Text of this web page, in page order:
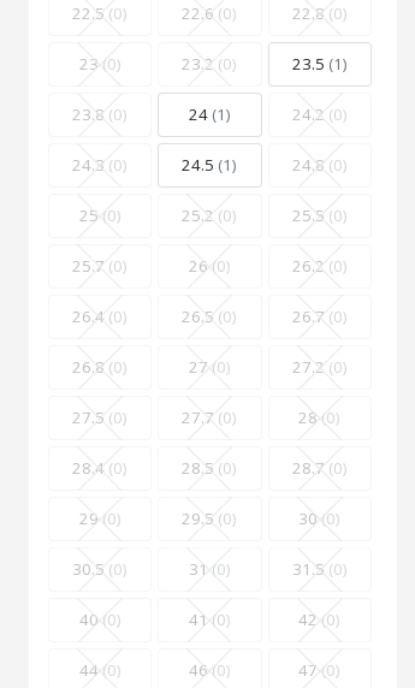
22.5 (0) 22.6 (0) 22.8(0)
23(0) 23.2 (0) 23.5 (1)
23.8 (0) 24 (1) 24.2(0)
24.3 (0) 24.5 (1) 24.8(0)
25(0) 25.2 (0) 25.5(0)
25.7 (0) 26(0) 26.2(0)
26.4 (0) 26.5 (0) 26.7(0)
26.8 (0) 27(0) 27.2 (0)
27.5 (0) 27.7 (0) 28(0)
28.4 (0) 28.5 (0) 28.7(0)
29(0) 29.5 (0) 30(0)
30.5 (0) 31(0) 31.5(0)
40(0) 41(0) 42(0)
44(0) 46(0) 47(0)